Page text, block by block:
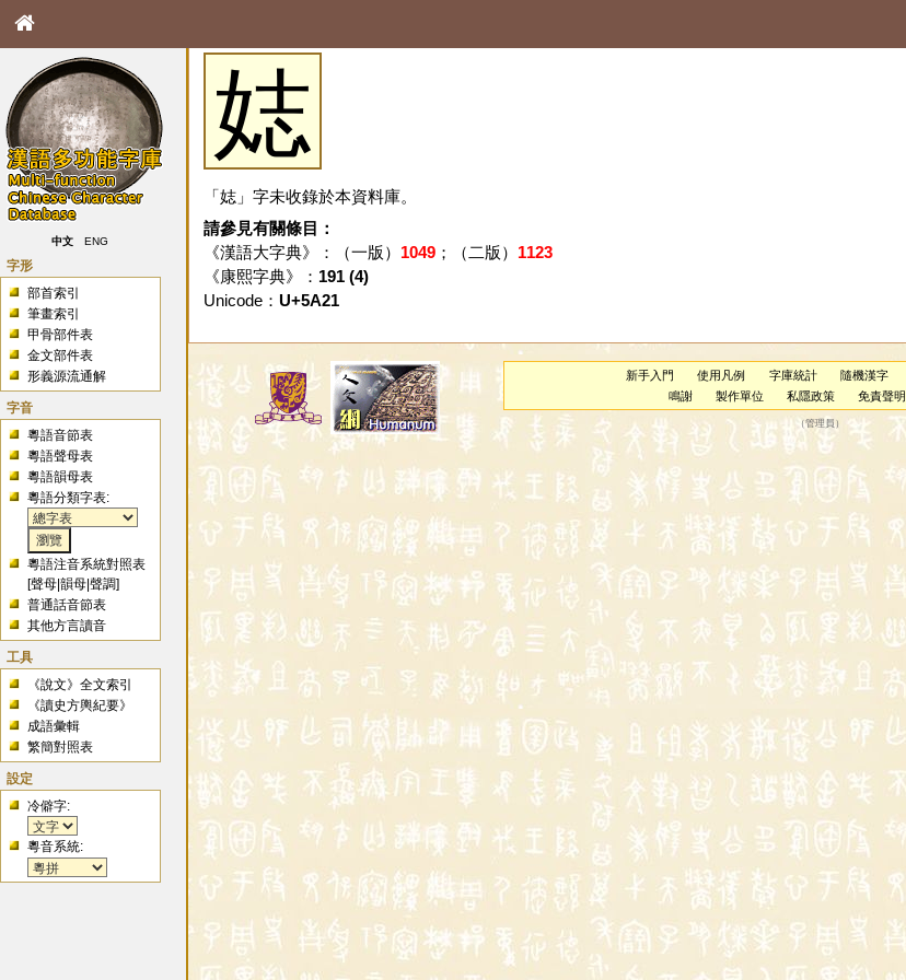
中文 ENG
字形
部首索引
筆畫索引
甲骨部件表
金文部件表
形義源流通解
字音
粵語音節表
粵語聲母表
粵語韻母表
粵語分類字表:
粵語注音系統對照表
[聲母 |韻母 |聲調]
普通話音節表
其他方言讀音
工具
《說文》全文索引
《讀史方輿紀要》
成語彙輯
繁簡對照表
設定
冷僻字:
粵音系統:
娡
「娡」字未收錄於本資料庫。
請參見有關條目：
《漢語大字典》：（一版） 1049；（二版） 1123
《康熙字典》： 191 (4)
Unicode： U+5A21
新手入門 使用凡例 字庫統計 隨機漢字
鳴謝
製作單位 私隱政策 免責聲明
（管理員 ）